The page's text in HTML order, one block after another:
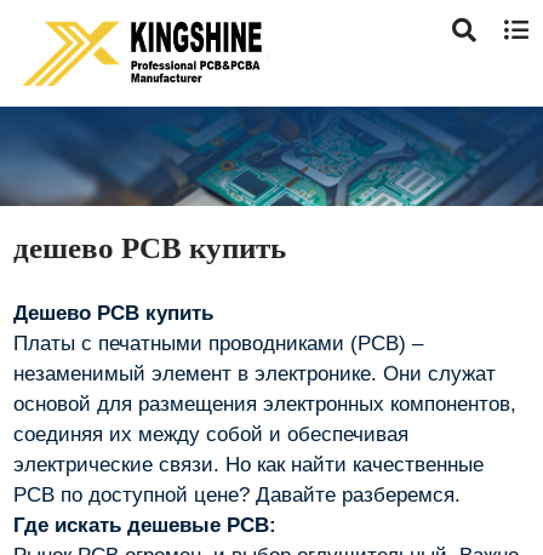
дешево PCB купить
Дешево PCB купить
Платы с печатными проводниками (PCB) –
незаменимый элемент в электронике. Они служат
основой для размещения электронных компонентов,
соединяя их между собой и обеспечивая
электрические связи. Но как найти качественные
PCB по доступной цене? Давайте разберемся.
Где искать дешевые PCB: